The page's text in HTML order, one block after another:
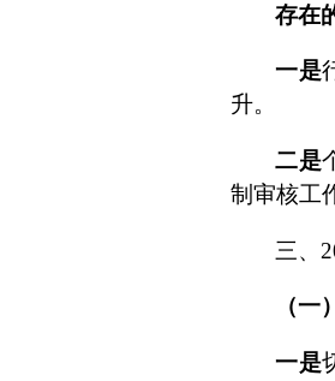
存在
一是
升。
二是
制审核工
三、
（一
一是